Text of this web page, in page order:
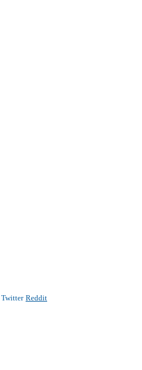
Twitter Reddit